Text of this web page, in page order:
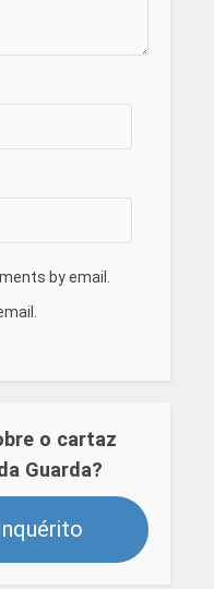
by email.
o cartaz
Guarda?